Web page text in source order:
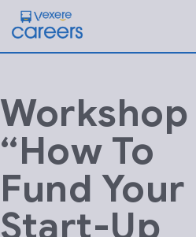
Workshop
“How To
Fund Your
Start-Up